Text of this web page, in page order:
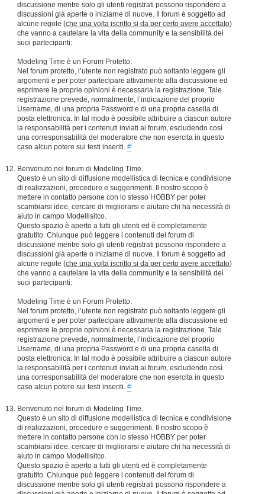
discussione mentre solo gli utenti registrati possono rispondere a
discussioni già aperte o iniziarne di nuove. Il forum è soggetto ad
alcune regole (che una volta iscritto si da per certo avere accettato)
che vanno a cautelare la vita della community e la sensibilità dei
suoi partecipanti:
Modeling Time è un Forum Protetto.
Nel forum protetto, l’utente non registrato può soltanto leggere gli
argomenti e per poter partecipare attivamente alla discussione ed
esprimere le proprie opinioni è necessaria la registrazione. Tale
registrazione prevede, normalmente, l’indicazione del proprio
Username, di una propria Password e di una propria casella di
posta elettronica. In tal modo è possibile attribuire a ciascun autore
la responsabilità per i contenuti inviati ai forum, escludendo così
una corresponsabilità del moderatore che non esercita in questo
caso alcun potere sui testi inseriti. #
Benvenuto nel forum di Modeling Time.
Questo è un sito di diffusione modellistica di tecnica e condivisione
di realizzazioni, procedure e suggerimenti. Il nostro scopo è
mettere in contatto persone con lo stesso HOBBY per poter
scambiarsi idee, cercare di migliorarsi e aiutare chi ha necessità di
aiuto in campo Modellisitco.
Questo spazio è aperto a tutti gli utenti ed è completamente
gratutito. Chiunque può leggere i contenuti del forum di
discussione mentre solo gli utenti registrati possono rispondere a
discussioni già aperte o iniziarne di nuove. Il forum è soggetto ad
alcune regole (che una volta iscritto si da per certo avere accettato)
che vanno a cautelare la vita della community e la sensibilità dei
suoi partecipanti:
Modeling Time è un Forum Protetto.
Nel forum protetto, l’utente non registrato può soltanto leggere gli
argomenti e per poter partecipare attivamente alla discussione ed
esprimere le proprie opinioni è necessaria la registrazione. Tale
registrazione prevede, normalmente, l’indicazione del proprio
Username, di una propria Password e di una propria casella di
posta elettronica. In tal modo è possibile attribuire a ciascun autore
la responsabilità per i contenuti inviati ai forum, escludendo così
una corresponsabilità del moderatore che non esercita in questo
caso alcun potere sui testi inseriti. #
Benvenuto nel forum di Modeling Time.
Questo è un sito di diffusione modellistica di tecnica e condivisione
di realizzazioni, procedure e suggerimenti. Il nostro scopo è
mettere in contatto persone con lo stesso HOBBY per poter
scambiarsi idee, cercare di migliorarsi e aiutare chi ha necessità di
aiuto in campo Modellisitco.
Questo spazio è aperto a tutti gli utenti ed è completamente
gratutito. Chiunque può leggere i contenuti del forum di
discussione mentre solo gli utenti registrati possono rispondere a